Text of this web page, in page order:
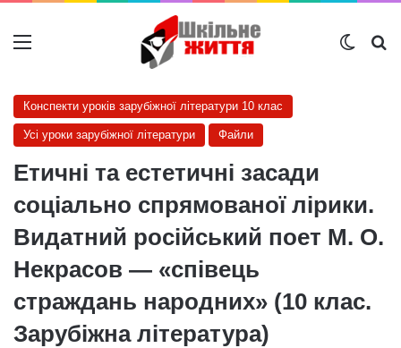
Меню
Конспекти уроків зарубіжної літератури 10 клас
Усі уроки зарубіжної літератури Файли
Етичні та естетичні засади
соціально спрямованої лірики.
Видатний російський поет М. О.
Некрасов — «співець
страждань народних» (10 клас.
Зарубіжна література)